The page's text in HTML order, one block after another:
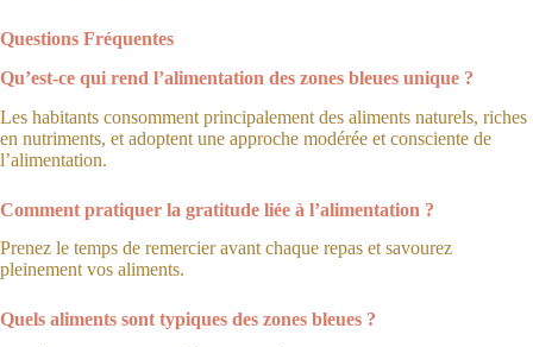
Questions Fréquentes
Qu’est-ce qui rend l’alimentation des zones bleues unique ?
Les habitants consomment principalement des aliments naturels, riches
en nutriments, et adoptent une approche modérée et consciente de
l’alimentation.
Comment pratiquer la gratitude liée à l’alimentation ?
Prenez le temps de remercier avant chaque repas et savourez
pleinement vos aliments.
Quels aliments sont typiques des zones bleues ?